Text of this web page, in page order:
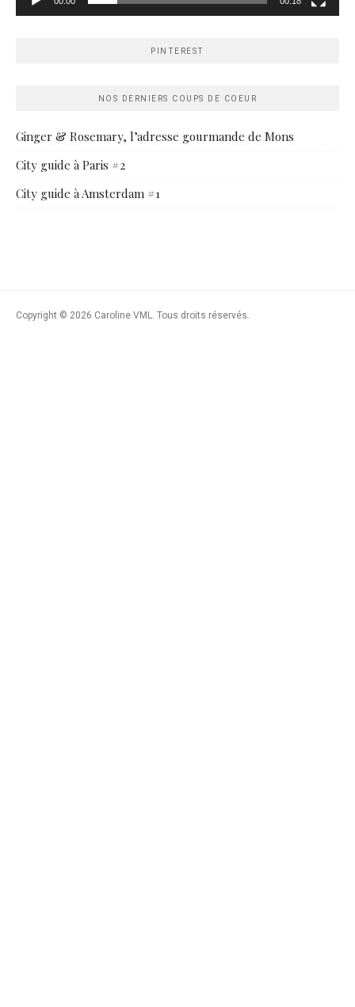
PINTEREST
NOS DERNIERS COUPS DE COEUR
Ginger & Rosemary, l’adresse gourmande de Mons
City guide à Paris #2
City guide à Amsterdam #1
Copyright © 2026 Caroline VML. Tous droits réservés.